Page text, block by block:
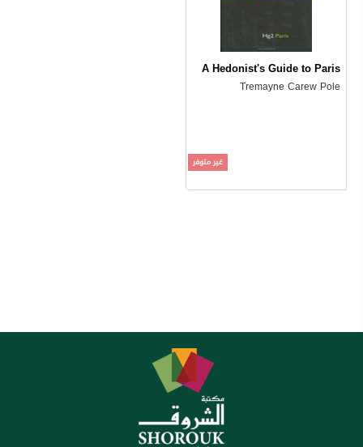
A Hedonist's Guide to Paris
Tremayne Carew Pole
غير متوفر